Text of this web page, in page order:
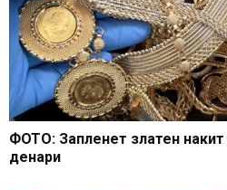
ФОТО: Запленет златен
денари